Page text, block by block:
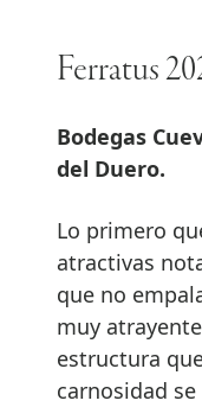
Ferratus
Bodegas
del Duero.
Lo primero
atractivas
que no
muy
estructura
carnosidad